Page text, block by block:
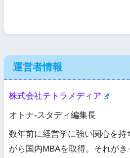
運営者情報
株式会社テトラメディア
オトナ-スタディ編集長
数年前に経営学に強い関心を持
がら国内MBAを取得。それがき